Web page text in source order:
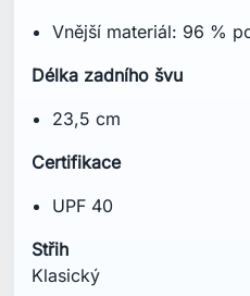
Vnější materiál: 96 %
Délka zadního švu
23,5 cm
Certifikace
UPF 40
Střih
Klasický